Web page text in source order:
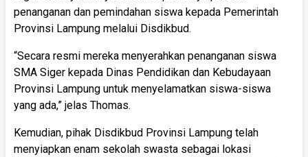
penanganan dan pemindahan siswa kepada Pemerintah
Provinsi Lampung melalui Disdikbud.
“Secara resmi mereka menyerahkan penanganan siswa
SMA Siger kepada Dinas Pendidikan dan Kebudayaan
Provinsi Lampung untuk menyelamatkan siswa-siswa
yang ada,” jelas Thomas.
Kemudian, pihak Disdikbud Provinsi Lampung telah
menyiapkan enam sekolah swasta sebagai lokasi